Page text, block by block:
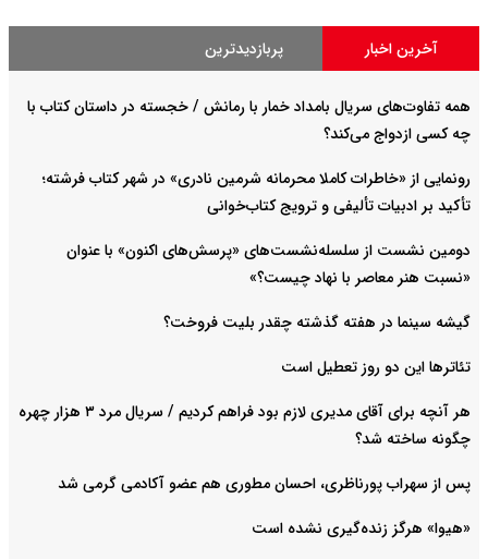
آخرین اخبار پربازدیدترین
همه تفاوت‌های سریال بامداد خمار با رمانش / خجسته در داستان کتاب با
چه کسی ازدواج می‌کند؟
رونمایی از «خاطرات کاملا محرمانه شرمین نادری» در شهر کتاب فرشته؛
تأکید بر ادبیات تألیفی و ترویج کتاب‌خوانی
دومین نشست از سلسله‌نشست‌های «پرسش‌های اکنون» با عنوان
«نسبت هنر معاصر با نهاد چیست؟»
گیشه سینما در هفته گذشته چقدر بلیت فروخت؟
تئاترها این دو روز تعطیل است
هر آنچه برای آقای مدیری لازم بود فراهم کردیم / سریال مرد ۳ هزار چهره
چگونه ساخته شد؟
پس از سهراب پورناظری، احسان مطوری هم عضو آکادمی گرمی شد
«هیوا» هرگز زنده‌گیری نشده است